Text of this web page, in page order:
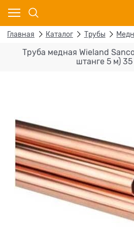
Главная Каталог Трубы
Труба медная Wieland
штанге 5 м) 35